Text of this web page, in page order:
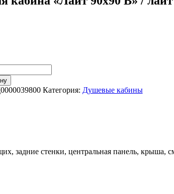
Категория: Душевые кабины
задние стенки, центральная панель, крыша,